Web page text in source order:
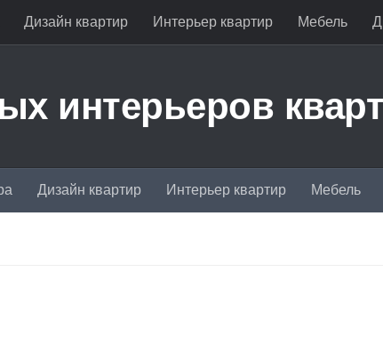
Дизайн квартир Интерьер квартир Мебель
интерьеров
Дизайн квартир Интерьер квартир Мебель